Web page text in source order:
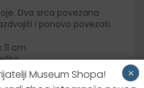
Dva srca povezana
i ponovo povezati.
cm
Museum Shopa!
×